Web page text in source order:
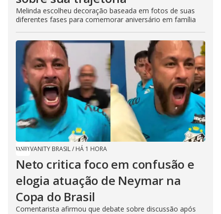
Melinda escolheu decoração baseada em fotos de suas
diferentes fases para comemorar aniversário em família
VANITY BRASIL/ HÁ 1 HORA
Neto critica foco em confusão e
elogia atuação de Neymar na
Copa do Brasil
Comentarista afirmou que debate sobre discussão após